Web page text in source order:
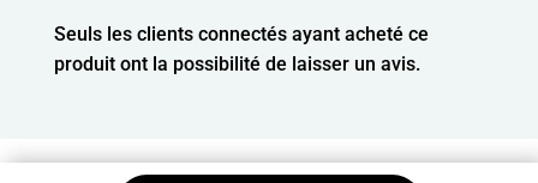
Seuls les clients connectés ayant acheté ce
produit ont la possibilité de laisser un avis.